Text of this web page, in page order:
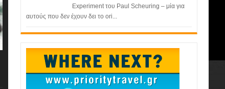
Experiment του Paul Scheuring – μία για
αυτούς που δεν έχουν δει το ori...